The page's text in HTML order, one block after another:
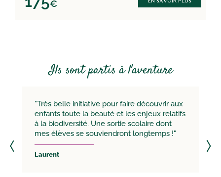
€ EN SAVOIR PLUS
Ils sont partis à l'aventure
"Très belle initiative pour faire découvrir aux
enfants toute la beauté et les enjeux relatifs
à la biodiversité. Une sortie scolaire dont
mes élèves se souviendront longtemps !"
Laurent